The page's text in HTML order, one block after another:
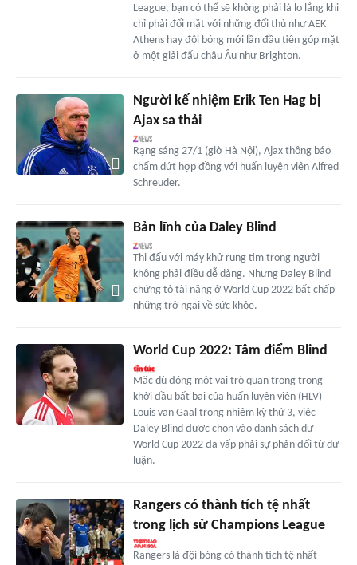
League, bạn có thể sẽ không phải là lo lắng khi
chỉ phải đối mặt với những đối thủ như AEK
Athens hay đội bóng mới lần đầu tiên góp mặt
ở một giải đấu châu Âu như Brighton.
Người kế nhiệm Erik Ten Hag bị
Ajax sa thải
Rạng sáng 27/1 (giờ Hà Nội), Ajax thông báo
chấm dứt hợp đồng với huấn luyện viên Alfred
Schreuder.
Bản lĩnh của Daley Blind
Thi đấu với máy khử rung tim trong người
không phải điều dễ dàng. Nhưng Daley Blind
chứng tỏ tài năng ở World Cup 2022 bất chấp
những trở ngại về sức khỏe.
World Cup 2022: Tâm điểm Blind
Mặc dù đóng một vai trò quan trọng trong
khởi đầu bất bại của huấn luyện viên (HLV)
Louis van Gaal trong nhiệm kỳ thứ 3, việc
Daley Blind được chọn vào danh sách dự
World Cup 2022 đã vấp phải sự phản đối từ dư
luận.
Rangers có thành tích tệ nhất
trong lịch sử Champions League
Rangers là đội bóng có thành tích tệ nhất